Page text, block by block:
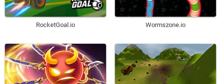
RocketGoal.io Wormszone.io